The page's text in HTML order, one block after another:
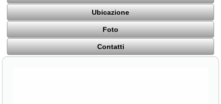
Ubicazione
Foto
Contatti